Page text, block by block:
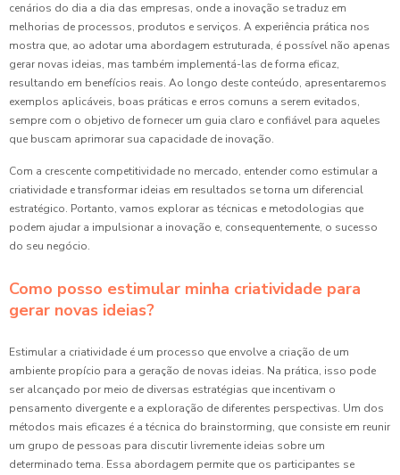
cenários do dia a dia das empresas, onde a inovação se traduz em
melhorias de processos, produtos e serviços. A experiência prática nos
mostra que, ao adotar uma abordagem estruturada, é possível não apenas
gerar novas ideias, mas também implementá-las de forma eficaz,
resultando em benefícios reais. Ao longo deste conteúdo, apresentaremos
exemplos aplicáveis, boas práticas e erros comuns a serem evitados,
sempre com o objetivo de fornecer um guia claro e confiável para aqueles
que buscam aprimorar sua capacidade de inovação.
Com a crescente competitividade no mercado, entender como estimular a
criatividade e transformar ideias em resultados se torna um diferencial
estratégico. Portanto, vamos explorar as técnicas e metodologias que
podem ajudar a impulsionar a inovação e, consequentemente, o sucesso
do seu negócio.
Como posso estimular minha criatividade para
gerar novas ideias?
Estimular a criatividade é um processo que envolve a criação de um
ambiente propício para a geração de novas ideias. Na prática, isso pode
ser alcançado por meio de diversas estratégias que incentivam o
pensamento divergente e a exploração de diferentes perspectivas. Um dos
métodos mais eficazes é a técnica do brainstorming, que consiste em reunir
um grupo de pessoas para discutir livremente ideias sobre um
determinado tema. Essa abordagem permite que os participantes se